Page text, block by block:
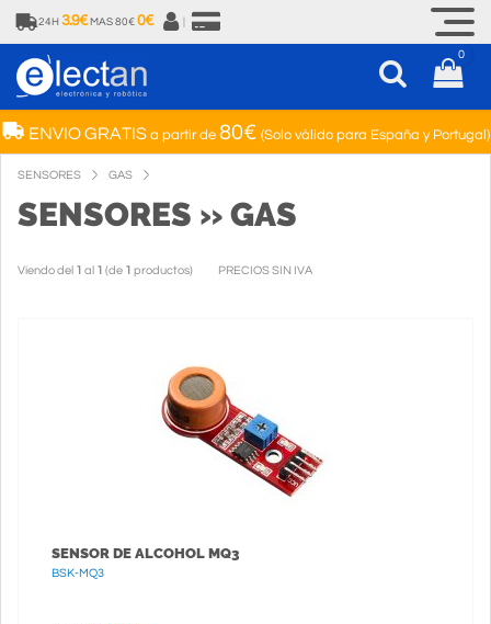
24H 3.9€ MAS 80€ 0€
0
ENVIO GRATISa partir de 80€ (Solo válido para España y Portugal)
SENSORES GAS
SENSORES » GAS
Viendo del 1 al 1 (de 1 productos) PRECIOS SIN IVA
SENSOR DE ALCOHOL MQ3
BSK-MQ3